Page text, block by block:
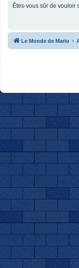
Êtes-vous sûr de vouloir
Le Monde de Mario